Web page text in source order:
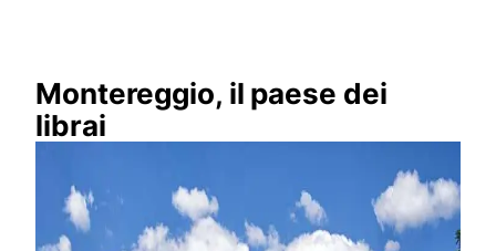
Montereggio, il paese dei
librai